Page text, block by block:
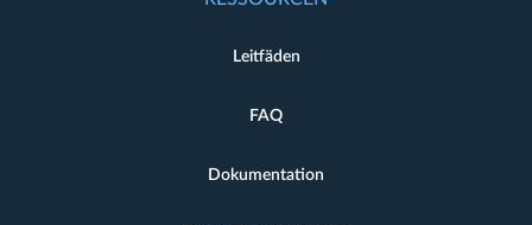
Leitfäden
FAQ
Dokumentation